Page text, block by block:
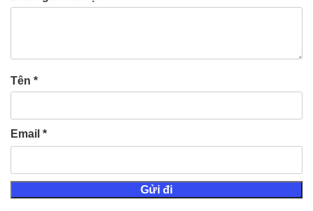
Tên *
Email *